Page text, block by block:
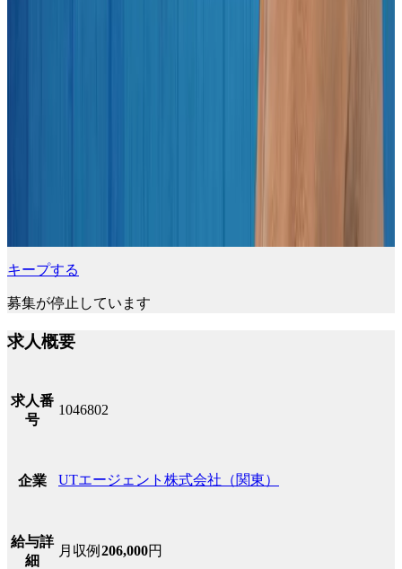
キープする
募集が停止しています
求人概要
求人番
号
1046802
企業 UTエージェント株式会社（関東）
給与詳
細
月収例 206,000円